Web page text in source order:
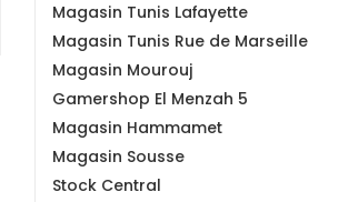
Magasin Tunis Lafayette
Magasin Tunis Rue de Marseille
Magasin Mourouj
Gamershop El Menzah 5
Magasin Hammamet
Magasin Sousse
Stock Central